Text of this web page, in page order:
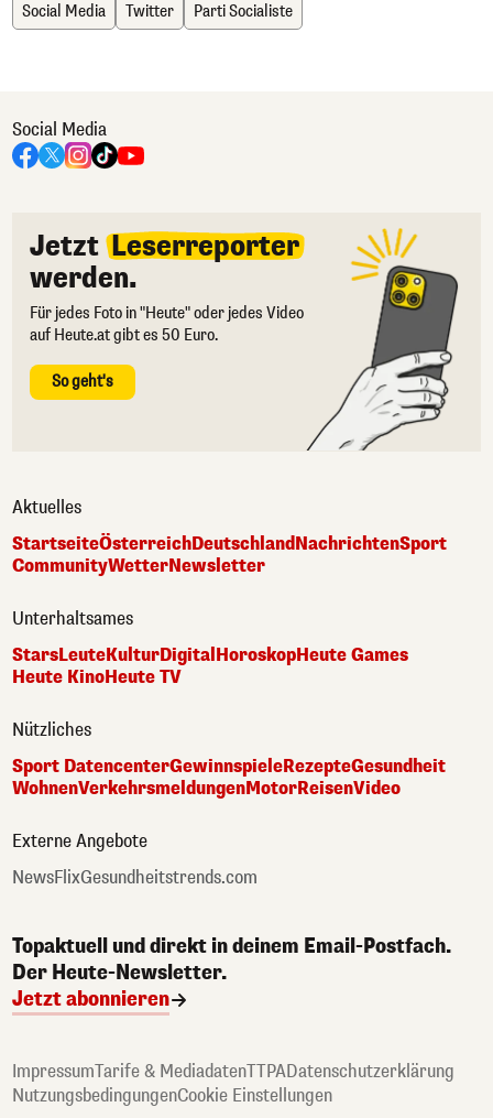
Social Media Twitter Parti Socialiste
Social Media
Jetzt Leserreporter
werden.
Für jedes Foto in "Heute" oder jedes Video
auf Heute.at gibt es 50 Euro.
So geht's
Aktuelles
StartseiteÖsterreichDeutschlandNachrichtenSport
CommunityWetterNewsletter
Unterhaltsames
StarsLeuteKulturDigital HoroskopHeute Games
Heute KinoHeute TV
Nützliches
Sport DatencenterGewinnspieleRezepteGesundheit
WohnenVerkehrsmeldungenMotorReisenVideo
Externe Angebote
NewsFlixGesundheitstrends.com
Topaktuell und direkt in deinem Email-Postfach.
Der Heute-Newsletter.
Jetzt abonnieren
ImpressumTarife & MediadatenTTPADatenschutzerklärung
NutzungsbedingungenCookie Einstellungen